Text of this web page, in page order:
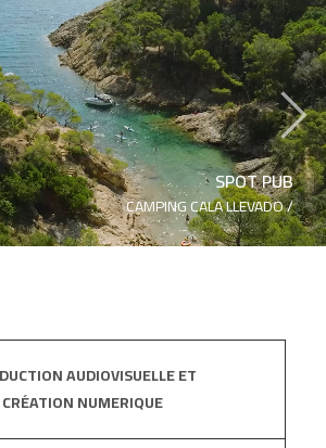
SPOT PUB
CAMPING CALA LLEVADO /
›
AUDIOVISUELLE ET
CRÉATION NUMERIQUE